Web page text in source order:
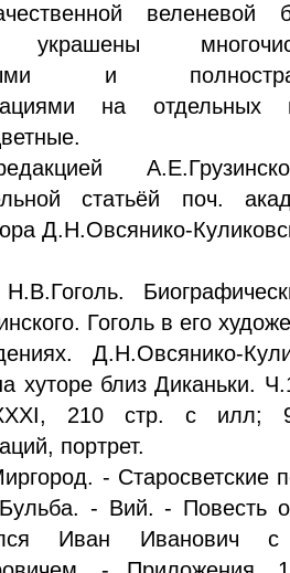
веленевой
украшены
и
на отдельных
статьёй поч.
Д.Н.Овсянико-
Н.В.Гоголь.
Гоголь в его
Д.Н.Овсянико-
хуторе близ Диканьки.
210 стр. с илл;
портрет.
- Старосветские
- Вий. - Повесть
Иван Иванович